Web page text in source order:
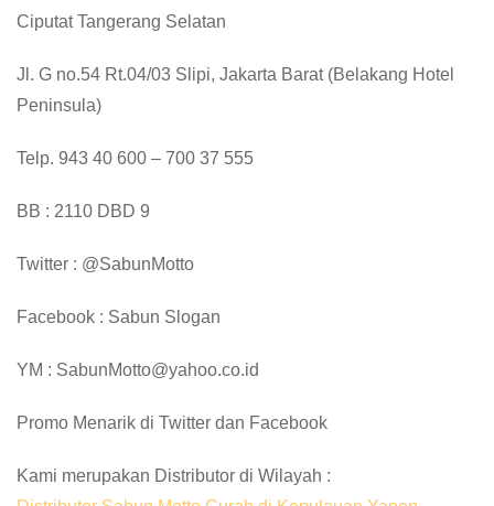
Ciputat Tangerang Selatan
Jl. G no.54 Rt.04/03 Slipi, Jakarta Barat (Belakang Hotel
Peninsula)
Telp. 943 40 600 – 700 37 555
BB : 2110 DBD 9
Twitter : @SabunMotto
Facebook : Sabun Slogan
YM : SabunMotto@yahoo.co.id
Promo Menarik di Twitter dan Facebook
Kami merupakan Distributor di Wilayah :